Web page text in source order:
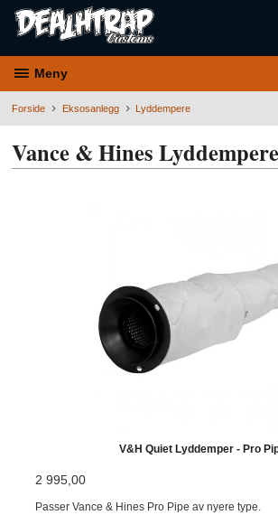
Meny
Forside Eksosanlegg Lyddempere
Vance & Hines Lyddempere
V&H Quiet Lyddemper - Pro
2 995,00
Passer Vance & Hines Pro Pipe av nyere type.